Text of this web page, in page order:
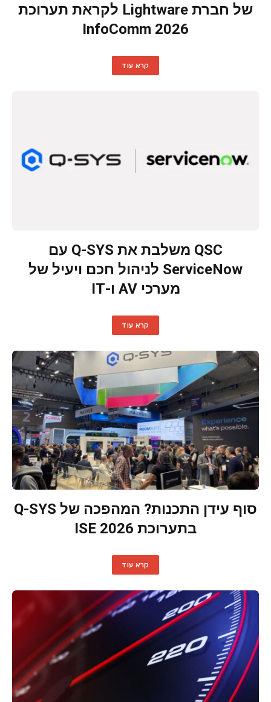
של חברת Lightware לקראת תערוכת
InfoComm 2026
קרא עוד
QSC משלבת את Q-SYS עם
ServiceNow לניהול חכם ויעיל של
מערכי AV ו-IT
קרא עוד
סוף עידן התכנות? המהפכה של Q-SYS
בתערוכת ISE 2026
קרא עוד